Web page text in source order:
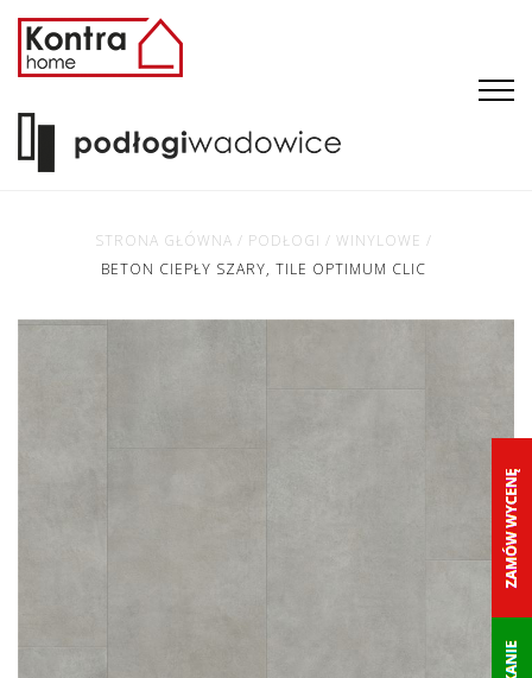
STRONA GŁÓWNA / PODŁOGI / WINYLOWE /
BETON CIEPŁY SZARY, TILE OPTIMUM CLIC